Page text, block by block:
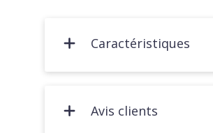
Caractéristiques
Avis clients